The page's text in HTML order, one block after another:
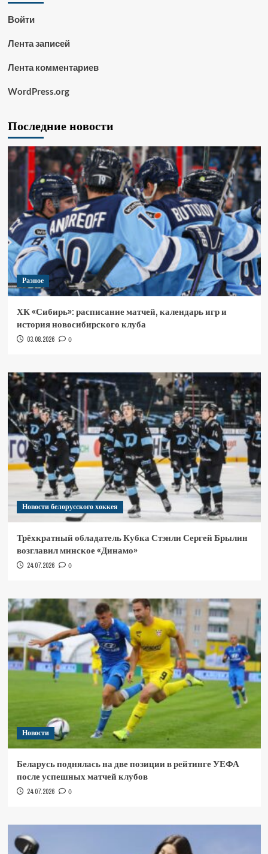
Войти
Лента записей
Лента комментариев
WordPress.org
Последние новости
Разное
ХК «Сибирь»: расписание матчей, календарь игр и
история новосибирского клуба
03.08.2026 0
Новости белорусского хоккея
Трёхкратный обладатель Кубка Стэнли Сергей Брылин
возглавил минское «Динамо»
24.07.2026 0
Новости
Беларусь поднялась на две позиции в рейтинге УЕФА
после успешных матчей клубов
24.07.2026 0